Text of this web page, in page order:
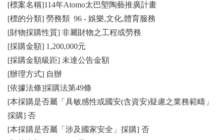
[標案名稱]114年Atomo太巴塱陶藝推廣計畫
[標的分類] 勞務類 96 - 娛樂,文化,體育服務
[財物採購性質] 非屬財物之工程或勞務
[採購金額] 1,200,000元
[採購金額級距] 未達公告金額
[辦理方式] 自辦
[依據法條]採購法第49條
[本採購是否屬「具敏感性或國安(含資安)疑慮之業務範疇」
採購] 否
[本採購是否屬「涉及國家安全」採購] 否